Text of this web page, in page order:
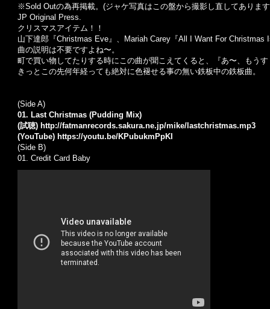
※Sold Outの為再掲載。(ジャケ写真はこの盤から撮影し直してありま
JP Original Press.
クリスマスアイテム！！
山下達郎『Christmas Eve』、Mariah Carey『All I Want For
曲の説明は不要ですよね〜。
町で買い物してたりする時にこの曲が聞こえてくると、『あ〜、もう
きっとこの先何年経っても絶対に色褪せる事の無い鉄板中の鉄板曲。
(Side A)
01. Last Christmas (Pudding Mix)
(試聴) http://fatmanrecords.sakura.ne.jp/mike/lastchristmas.mp3
(YouTube) https://youtu.be/KPubukmPpKI
(Side B)
01. Credit Card Baby